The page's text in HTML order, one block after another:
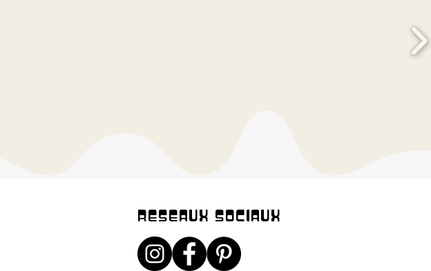
RESEAUX SOCIAUX